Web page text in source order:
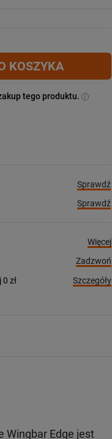
KOSZYKA
tego produktu.
Sprawdź
Sprawdź
Więcej
Zadzwoń
zł
Szczegóły
Wingbar Edge jest